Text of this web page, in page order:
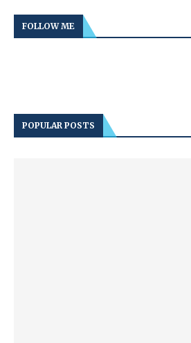
FOLLOW ME
POPULAR POSTS